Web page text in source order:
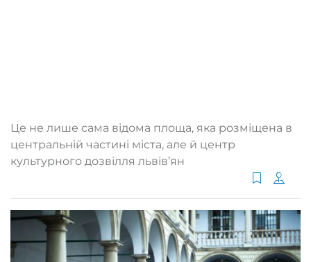
Це не лише сама відома площа, яка розміщена в
центральній частині міста, але й центр
культурного дозвілля львів’ян